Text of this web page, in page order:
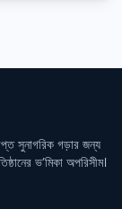
সুনাগরিক গড়ার জন্য
ভ’মিকা অপরিসীম।